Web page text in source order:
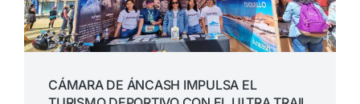
CÁMARA DE ÁNCASH IMPULSA EL